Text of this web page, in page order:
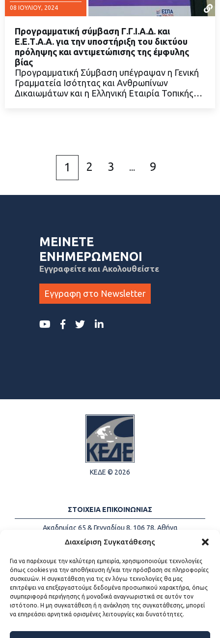
Διαχείριση Συγκατάθεσης
Για να παρέχουμε την καλύτερη εμπειρία, χρησιμοποιούμε τεχνολογίες
όπως cookies για την αποθήκευση ή/και την πρόσβαση σε πληροφορίες
συσκευών. Η συγκατάθεση για τις εν λόγω τεχνολογίες θα μας
επιτρέψει να επεξεργαστούμε δεδομένα προσωπικού χαρακτήρα, όπως
συμπεριφορά περιήγησης ή μοναδικά αναγνωριστικά σε αυτόν τον
ιστότοπο. Η μη συγκατάθεση ή η ανάκληση της συγκατάθεσης, μπορεί
να επηρεάσει αρνητικά ορισμένες λειτουργίες και δυνατότητες.
08 ΙΟΥΛΊΟΥ, 2024
Προγραμματική σύμβαση Γ.Γ.Ι.Α.Δ. και
Ε.Ε.Τ.Α.Α. για την υποστήριξη του δικτύου
πρόληψης και αντιμετώπισης της έμφυλης
βίας
Προγραμματική Σύμβαση υπέγραψαν η Γενική
Γραμματεία Ισότητας και Ανθρωπίνων
Δικαιωμάτων και η Ελληνική Εταιρία Τοπικής…
1 2 3 ... 9
ΜΕΙΝΕΤΕ
ΕΝΗΜΕΡΩΜΕΝΟΙ
Εγγραφείτε και Ακολουθείστε
Εγγραφη στο Newsletter
ΚΕΔΕ © 2026
ΣΤΟΙΧΕΙΑ ΕΠΙΚΟΙΝΩΝΙΑΣ
Ακαδημίας 65 & Γενναδίου 8, 106 78, Αθήνα
Τηλέφωνα:
+30 213-2147500
Email:
info@kede.gr
ΧΡΗΣΙΜΟΙ ΣΥΝΔΕΣΜΟΙ
Η ΚΕΔΕ
Sitemap